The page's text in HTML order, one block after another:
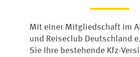
Mit einer Mitgliedschaft im
und Reiseclub Deutschland
Sie Ihre bestehende Kfz-